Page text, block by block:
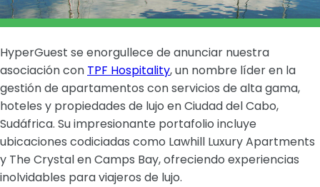
HyperGuest se enorgullece de anunciar nuestra
asociación con TPF Hospitality, un nombre líder en la
gestión de apartamentos con servicios de alta gama,
hoteles y propiedades de lujo en Ciudad del Cabo,
Sudáfrica. Su impresionante portafolio incluye
ubicaciones codiciadas como Lawhill Luxury Apartments
y The Crystal en Camps Bay, ofreciendo experiencias
inolvidables para viajeros de lujo.